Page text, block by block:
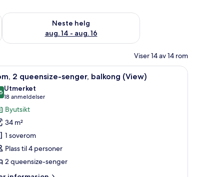
7 - aug. 9
Neste helg
aug. 14 - aug. 16
Sjekk tilgjengelighet for neste helg, aug. 14 - aug. 16
Viser 14 av 14 rom
og senger med overmadrass
havkanten | Sengetøy av topp kvalitet, dundyner og senger med
Sengetøy av topp kvalitet, dundyner og
4 2 queensize-senger, balkong (View)
av 10
Utmerket
18 anmeldelser
(18
anmeldelser)
Byutsikt
34 m²
1 soverom
Plass til 4 personer
2 queensize-senger